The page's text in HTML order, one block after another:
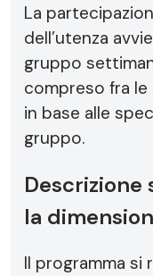
La
dell’utenza
gruppo
compreso fra
in base alle
gruppo.
Descrizione
la
Il programma si